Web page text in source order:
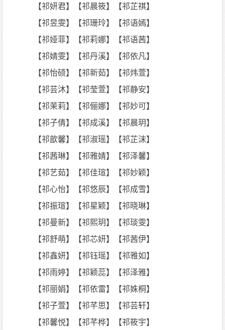
【祁妍君】【祁晨筱】【祁芷祺】
【祁昱雯】【祁珊玲】【祁语嫣】
【祁娅菲】【祁莉娜】【祁语茜】
【祁婧雯】【祁丹溪】【祁依凡】
【祁怡硕】【祁新茹】【祁炜萱】
【祁芸沐】【祁莹萱】【祁静安】
【祁茉莉】【祁俪娜】【祁妙可】
【祁子倩】【祁成溪】【祁晨玥】
【祁歆馨】【祁淑瑶】【祁芷沫】
【祁茜琳】【祁雅婧】【祁泽馨】
【祁艺茹】【祁佳瑄】【祁妙颖】
【祁心怡】【祁悠辰】【祁成雪】
【祁振瑄】【祁星颖】【祁晓琳】
【祁曼新】【祁熙玥】【祁琰雯】
【祁舒萌】【祁芯妍】【祁茜伊】
【祁鑫妍】【祁钰瑶】【祁雅如】
【祁雨婷】【祁颖蕊】【祁泽雅】
【祁丽娟】【祁依雷】【祁姝桐】
【祁子萱】【祁芊思】【祁芸轩】
【祁馨悦】【祁芊桦】【祁筱宇】